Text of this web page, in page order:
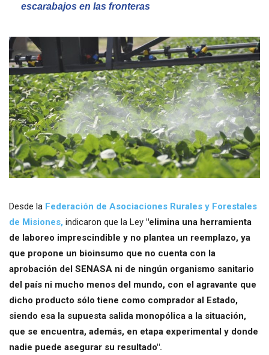
escarabajos en las fronteras
Desde la Federación de Asociaciones Rurales y Forestales
de Misiones, indicaron que la Ley "elimina una herramienta
de laboreo imprescindible y no plantea un reemplazo, ya
que propone un bioinsumo que no cuenta con la
aprobación del SENASA ni de ningún organismo sanitario
del país ni mucho menos del mundo, con el agravante que
dicho producto sólo tiene como comprador al Estado,
siendo esa la supuesta salida monopólica a la situación,
que se encuentra, además, en etapa experimental y donde
nadie puede asegurar su resultado".